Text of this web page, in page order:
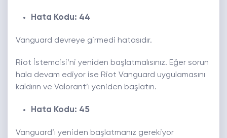
Hata Kodu: 44
Vanguard devreye girmedi hatasıdır.
Riot İstemcisi’ni yeniden başlatmalısınız. Eğer sorun
hala devam ediyor ise Riot Vanguard uygulamasını
kaldırın ve Valorant’ı yeniden başlatın.
Hata Kodu: 45
Vanguard’ı yeniden başlatmanız gerekiyor